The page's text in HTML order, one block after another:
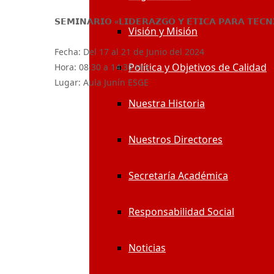
Visión y Misión
Política y Objetivos de Calidad
Nuestra Historia
Nuestros Directores
Secretaría Académica
Responsabilidad Social
Noticias
𝗦𝗘𝗠𝗜𝗡𝗔𝗥𝗜𝗢 «𝗟𝗜𝗗𝗘𝗥𝗔𝗭𝗚𝗢 𝗬 𝗘́𝗧𝗜𝗖𝗔 𝗣𝗔𝗥𝗔
Fecha: Del 17 al 21 de Junio del 2024
Hora: 08:30 a 14:30 Hrs.
Lugar: Aula Junín ESGE